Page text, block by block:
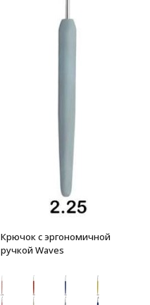
Крючок с эргономичной
ручкой Waves